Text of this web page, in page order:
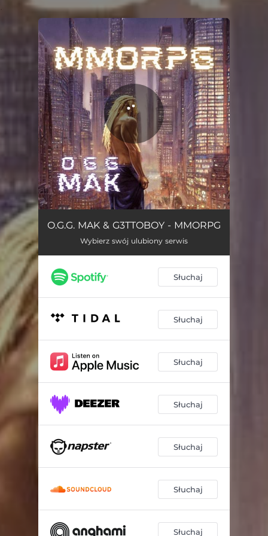
You're all set!
MMORPG 03:48
O.G.G. MAK & G3TTOBOY - MMORPG
Wybierz swój ulubiony serwis
Słuchaj
Słuchaj
Słuchaj
Słuchaj
Słuchaj
Słuchaj
Słuchaj